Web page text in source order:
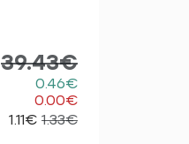
39.43€
0.46€
0.00€
1.11€ 1.33€